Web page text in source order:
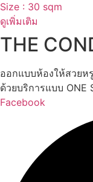
Size : 30 sqm
ดูเพิ่มเติม
THE
ออกแบบห้องให้สวยห
ด้วยบริการแบบ ONE
Facebook